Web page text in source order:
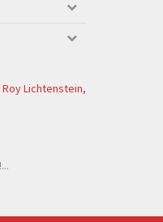
Roy Lichtenstein,